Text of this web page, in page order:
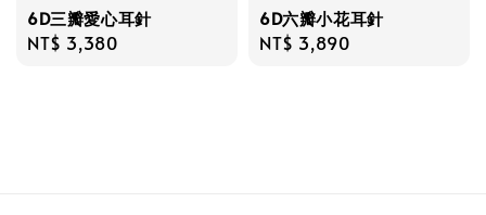
6D三瓣愛心耳針
Regular
NT$ 3,380
6D六瓣小花耳針
Regular
NT$ 3,890